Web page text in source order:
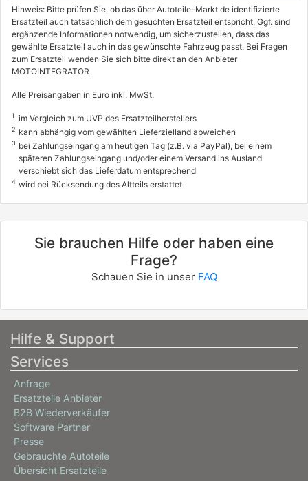
Hinweis: Bitte prüfen Sie, ob das über Autoteile-Markt.de identifizierte
Ersatzteil auch tatsächlich dem gesuchten Ersatzteil entspricht. Ggf. sind
ergänzende Informationen notwendig, um sicherzustellen, dass das
gewählte Ersatzteil auch in das gewünschte Fahrzeug passt. Bei Fragen
zum Ersatzteil wenden Sie sich bitte direkt an den Anbieter
MOTOINTEGRATOR
Alle Preisangaben in Euro inkl. MwSt.
1 im Vergleich zum UVP des Ersatzteilherstellers
2 kann abhängig vom gewählten Lieferzielland abweichen
3 bei Zahlungseingang am heutigen Tag (z.B. via PayPal), bei einem
späteren Zahlungseingang und/oder einem Versand ins Ausland
verschiebt sich das Lieferdatum entsprechend
4 wird bei Rücksendung des Altteils erstattet
Sie brauchen Hilfe oder haben eine
Frage?
Schauen Sie in unser FAQ
Hilfe & Support
Services
Anfrage
Ersatzteile Anbieter
B2B Wiederverkäufer
Software Partner
Presse
Gebrauchte Autoteile
Übersicht Ersatzteile